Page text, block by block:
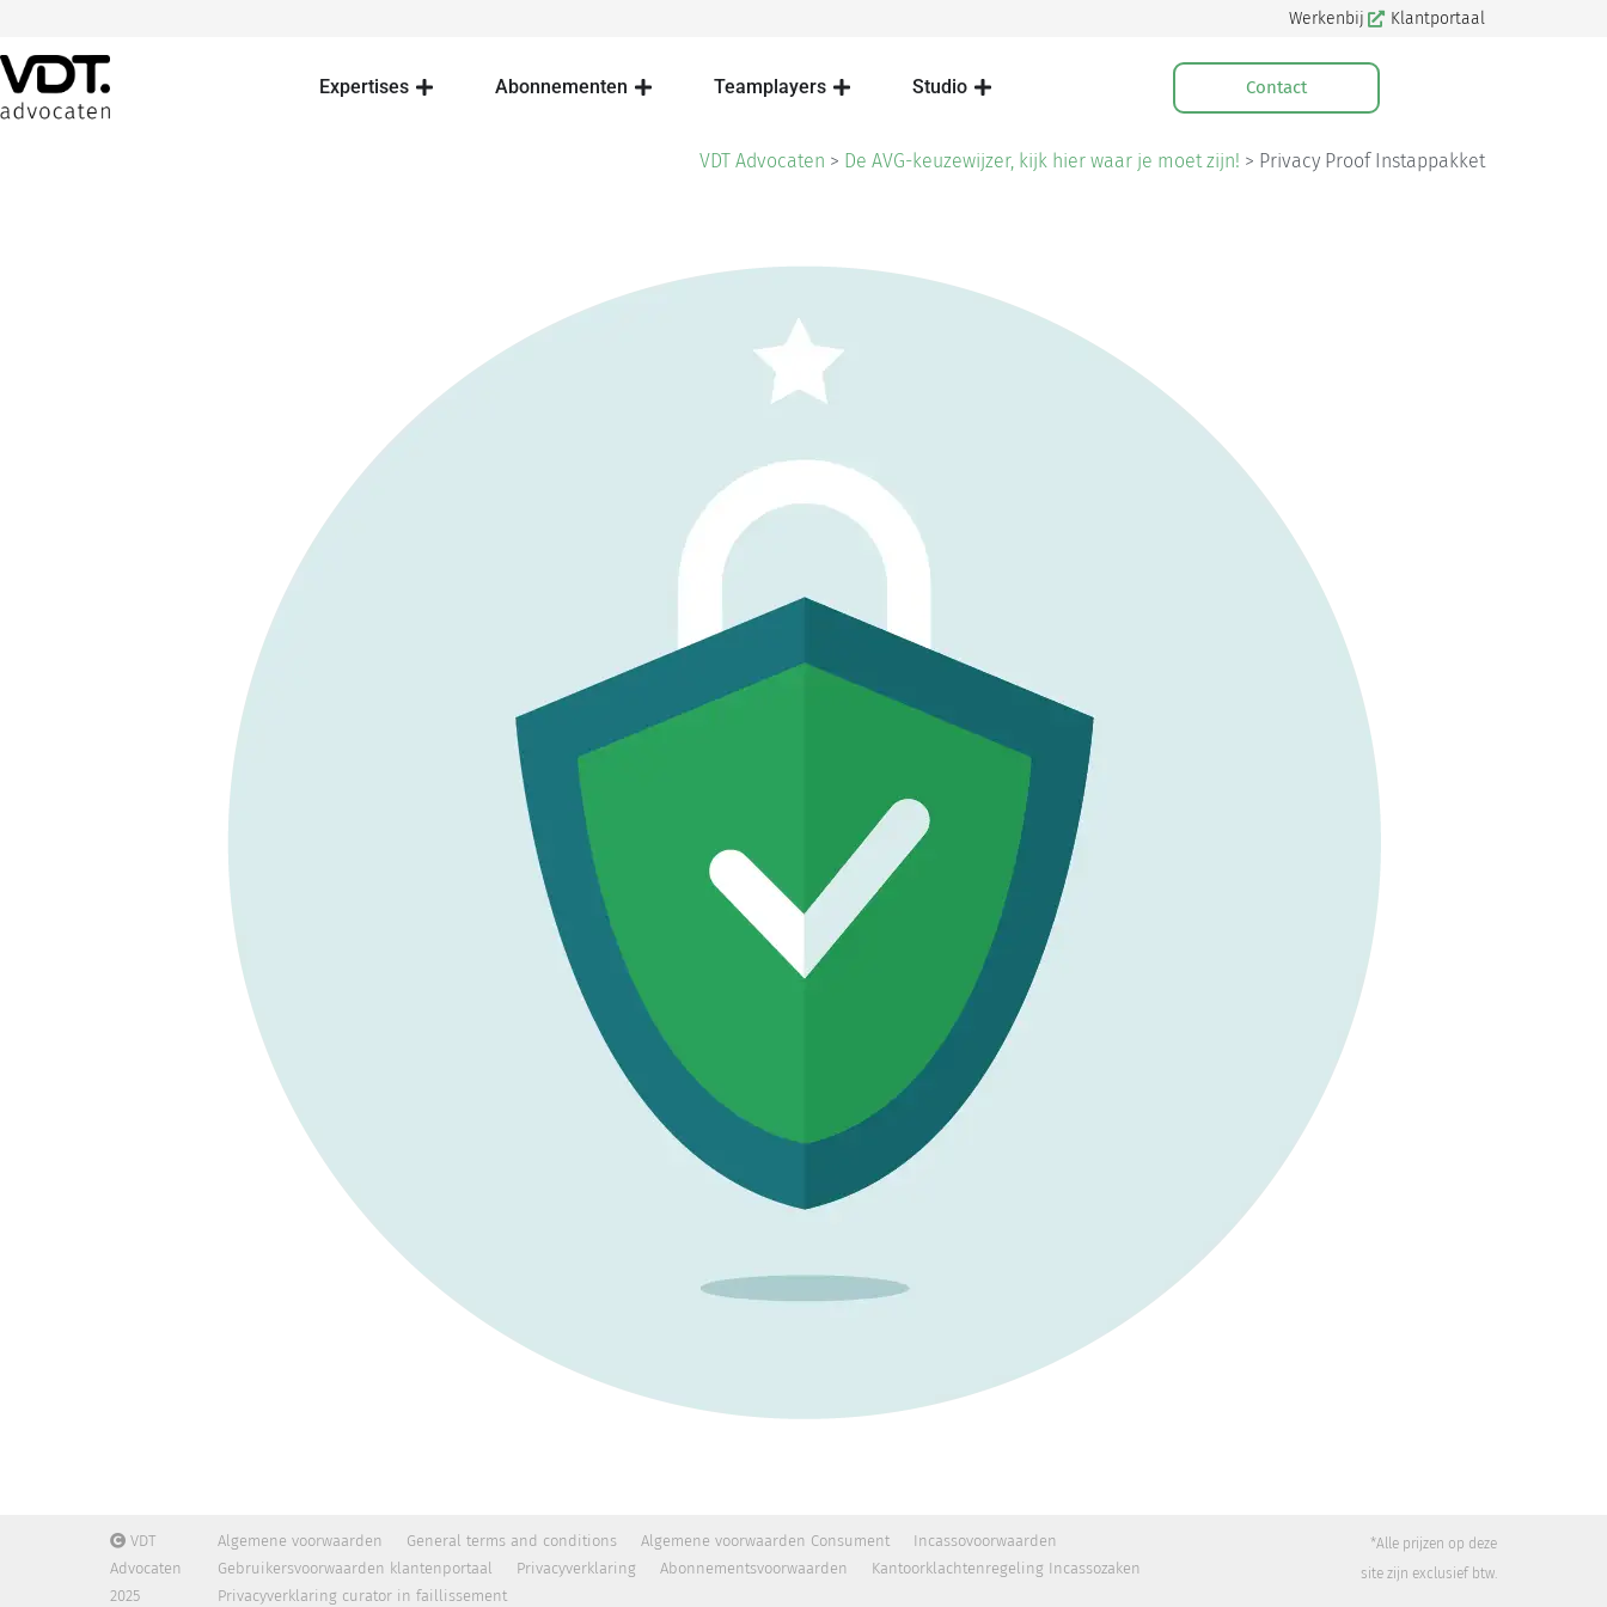
Werkenbij Klantportaal
Expertises Abonnementen Teamplayers Studio Contact
VDT Advocaten > De AVG-keuzewijzer, kijk hier waar je moet zijn! > Privacy Proof Instappakket
VDT
Advocaten
2025
Algemene voorwaarden General terms and conditions Algemene voorwaarden Consument
Incassovoorwaarden
Gebruikersvoorwaarden klantenportaal
Privacyverklaring Abonnementsvoorwaarden
Kantoorklachtenregeling Incassozaken
Privacyverklaring curator in faillissement
*Alle prijzen op deze
site zijn exclusief btw.